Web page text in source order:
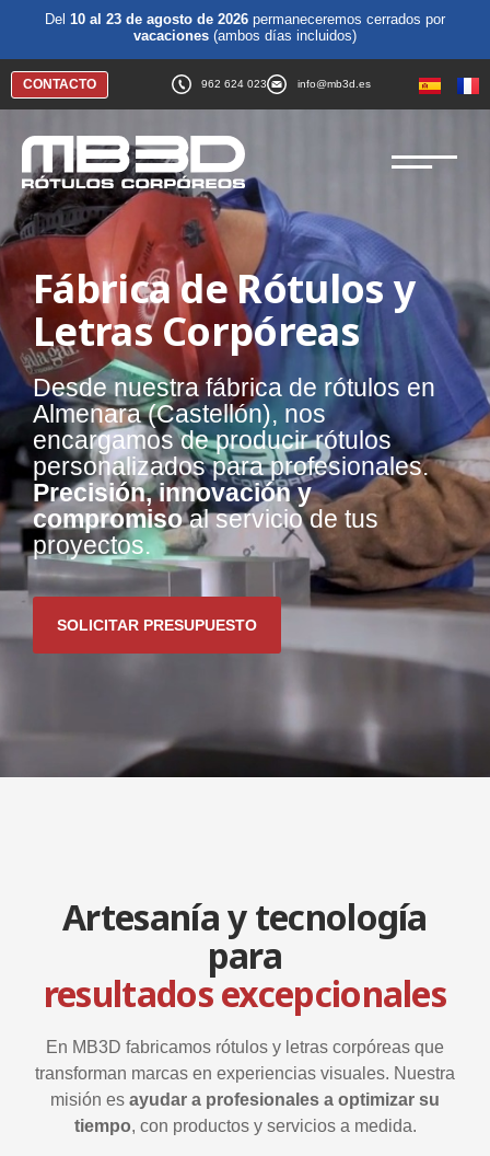
Del 10 al 23 de agosto de 2026 permaneceremos cerrados por
vacaciones (ambos días incluidos)
CONTACTO 962 624 023 info@mb3d.es
Fábrica de Rótulos y
Letras Corpóreas
Desde nuestra fábrica de rótulos en
Almenara (Castellón), nos
encargamos de producir rótulos
personalizados para profesionales.
Precisión, innovación y
compromisoal servicio de tus
proyectos.
SOLICITAR PRESUPUESTO
Artesanía y tecnología
para
resultados excepcionales
En MB3D fabricamos rótulos y letras corpóreas que
transforman marcas en experiencias visuales. Nuestra
misión es ayudar a profesionales a optimizar su
tiempo, con productos y servicios a medida.